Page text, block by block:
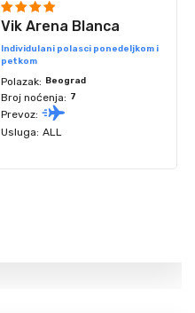
Vik Arena Blanca
Individulani polasci ponedeljkom i
petkom
Polazak: Beograd
Broj noćenja: 7
Prevoz:
Usluga: ALL